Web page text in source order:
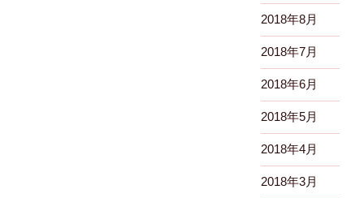
2018年8月
2018年7月
2018年6月
2018年5月
2018年4月
2018年3月